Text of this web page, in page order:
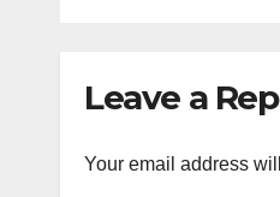
Leave a
Your email address